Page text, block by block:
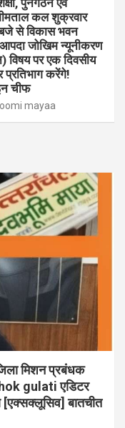
कल शुक्रवार
से विकास भवन
जोखिम न्यूनीकरण
विषय पर एक दिवसीय
प्रतिभाग करेंगे!
चीफ
mayaa
मिशन प्रबंधक
gulati एडिटर
[एक्सक्लूसिव] बातचीत